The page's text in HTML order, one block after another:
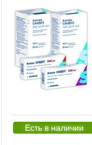
Есть в наличии